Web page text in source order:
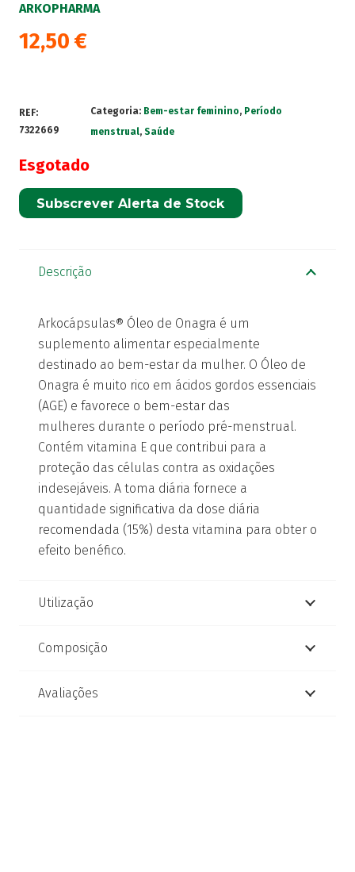
ARKOPHARMA
12,50 €
REF:
7322669
Categoria: Bem-estar feminino, Período
menstrual,Saúde
Esgotado
Subscrever Alerta de Stock
Descrição
Arkocápsulas® Óleo de Onagra é um
suplemento alimentar especialmente
destinado ao bem-estar da mulher. O Óleo de
Onagra é muito rico em ácidos gordos essenciais
(AGE) e favorece o bem-estar das
mulheres durante o período pré-menstrual.
Contém vitamina E que contribui para a
proteção das células contra as oxidações
indesejáveis. A toma diária fornece a
quantidade significativa da dose diária
recomendada (15%) desta vitamina para obter o
efeito benéfico.
Utilização
Composição
Avaliações